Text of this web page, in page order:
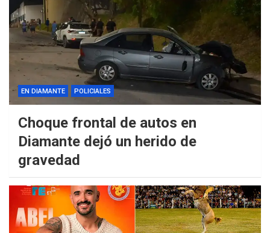
EN DIAMANTE POLICIALES
Choque frontal de autos en
Diamante dejó un herido de
gravedad